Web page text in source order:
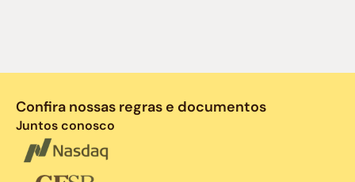
Confira nossas regras e documentos
Juntos conosco